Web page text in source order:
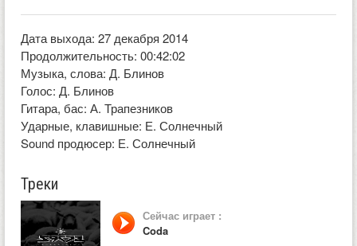
Дата выхода: 27 декабря 2014
Продолжительность: 00:42:02
Музыка, слова: Д. Блинов
Голос: Д. Блинов
Гитара, бас: А. Трапезников
Ударные, клавишные: Е. Солнечный
Sound продюсер: Е. Солнечный
Треки
Сейчас играет :
Coda